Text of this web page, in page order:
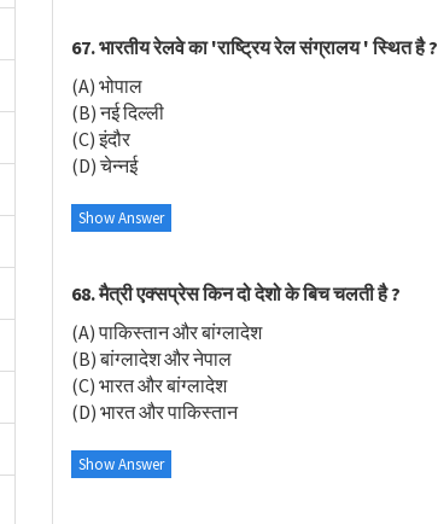
67. भारतीय रेलवे का 'राष्ट्रिय रेल संग्रालय ' स्थित है ?
(A) भोपाल
(B) नई दिल्ली
(C) इंदौर
(D) चेन्नई
Show Answer
68. मैत्री एक्सप्रेस किन दो देशो के बिच चलती है ?
(A) पाकिस्तान और बांग्लादेश
(B) बांग्लादेश और नेपाल
(C) भारत और बांग्लादेश
(D) भारत और पाकिस्तान
Show Answer